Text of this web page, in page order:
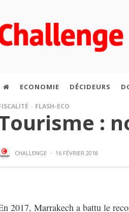
ECONOMIE DÉCIDEURS
FLASH-ECO
:
CHALLENGE · 16 FÉVRIER 2018
2017, Marrakech a battu le